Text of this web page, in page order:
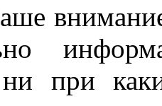
при